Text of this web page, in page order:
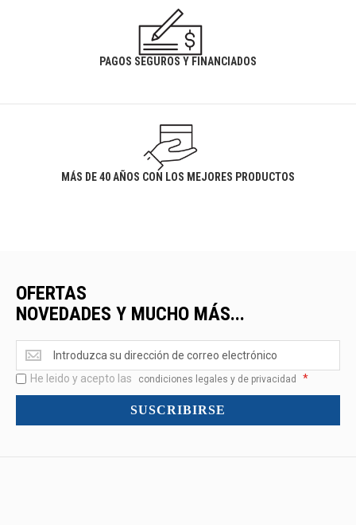
PAGOS SEGUROS Y FINANCIADOS
MÁS DE 40 AÑOS CON LOS MEJORES PRODUCTOS
OFERTAS
NOVEDADES Y MUCHO MÁS...
Ofertas
<br>Novedades
y
mucho
He leido y acepto las condiciones legales y de privacidad *
SUSCRIBIRSE